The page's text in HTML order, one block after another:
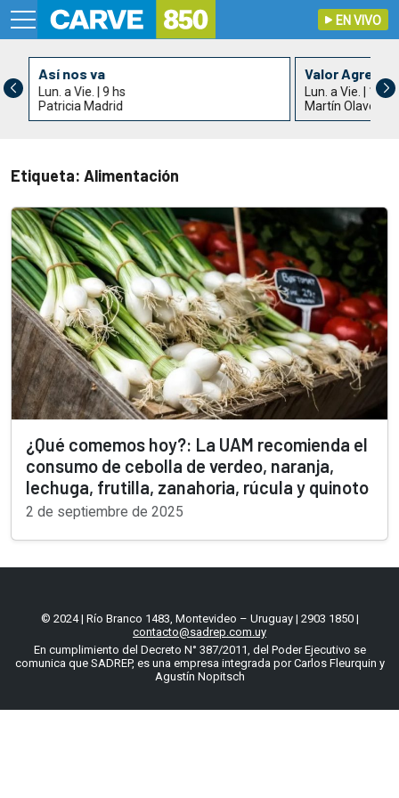
EN VIVO
Así nos va
Lun. a Vie. | 9 hs
Patricia Madrid
Valor
Lun. a Vie. | 11 hs
Martín Olaverry
Etiqueta: Alimentación
¿Qué comemos hoy?: La UAM recomienda el
consumo de cebolla de verdeo, naranja,
lechuga, frutilla, zanahoria, rúcula y quinoto
2 de septiembre de 2025
© 2024 | Río Branco 1483, Montevideo – Uruguay | 2903 1850 |
contacto@sadrep.com.uy
En cumplimiento del Decreto N° 387/2011, del Poder Ejecutivo se
comunica que SADREP, es una empresa integrada por Carlos Fleurquin y
Agustín Nopitsch